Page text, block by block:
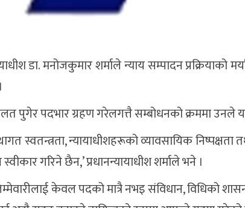
डा. मनोजकुमार शर्माले न्याय सम्पादन प्रक्रियाको
पुगेर पदभार ग्रहण गरेलगत्तै सम्बोधनको क्रममा उनले
स्वतन्त्रता, न्यायाधीशहरूको व्यावसायिक निष्पक्षता
गरिने छैन,’ प्रधानन्यायाधीश शर्माले भने ।
केवल पदको मात्रै नभइ संविधान, विधिको